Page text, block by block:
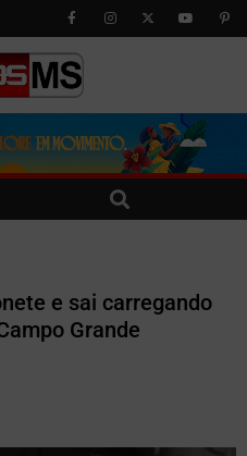
e sai carregando
Grande